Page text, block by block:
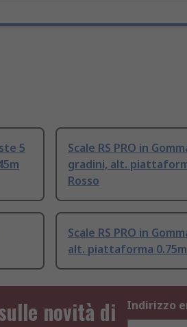
5
Scale RS PRO in
gradini, alt.
Rosso
Scale RS PRO in
alt. piattaforma 0.75m
novità di
Indirizzo